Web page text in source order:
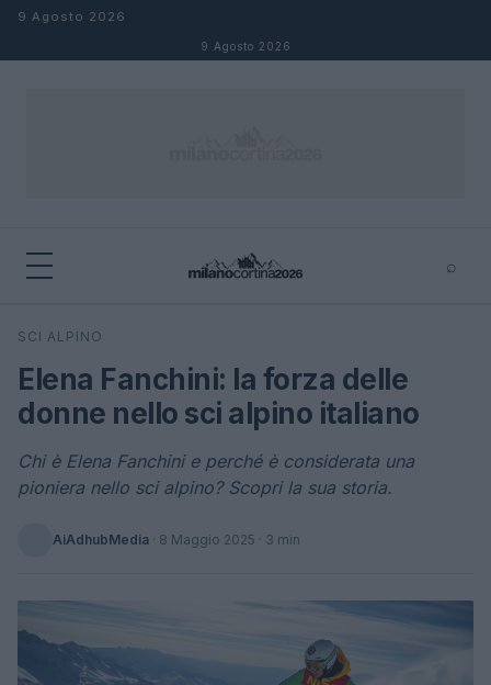
Salta al contenuto
9 Agosto 2026
9 Agosto 2026
⌕
Cerca
SCI ALPINO
Elena Fanchini: la forza delle
donne nello sci alpino italiano
Chi è Elena Fanchini e perché è considerata una
pioniera nello sci alpino? Scopri la sua storia.
AiAdhubMedia · 8 Maggio 2025 · 3 min